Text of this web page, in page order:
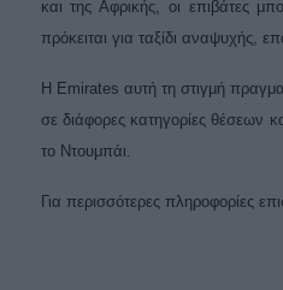
και της Αφρικής, οι επιβάτες
πρόκειται για ταξίδι αναψυχής,
Η Emirates αυτή τη στιγμή
σε διάφορες κατηγορίες θέσεων
το Ντουμπάι.
Για περισσότερες πληροφορίες